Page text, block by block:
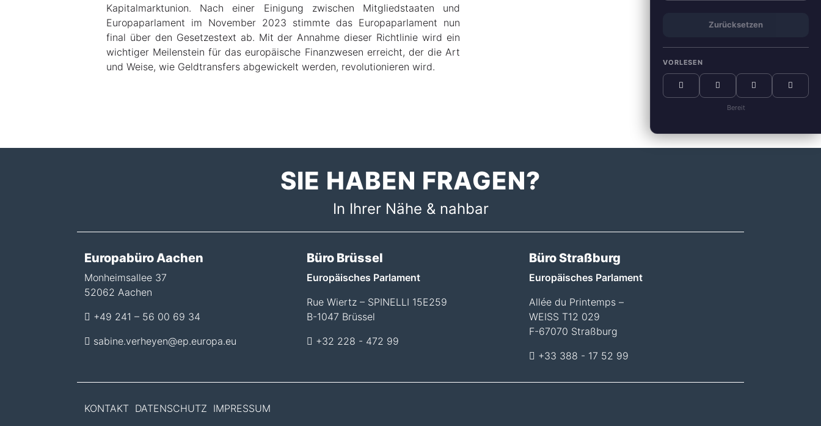
Zurücksetzen
VORLESEN
Bereit
Kapitalmarktunion. Nach einer Einigung zwischen Mitgliedstaaten und
Europaparlament im November 2023 stimmte das Europaparlament nun
final über den Gesetzestext ab. Mit der Annahme dieser Richtlinie wird ein
wichtiger Meilenstein für das europäische Finanzwesen erreicht, der die Art
und Weise, wie Geldtransfers abgewickelt werden, revolutionieren wird.
SIE HABEN FRAGEN?
In Ihrer Nähe & nahbar
Europabüro Aachen
Monheimsallee 37
52062 Aachen
+49 241 – 56 00 69 34
sabine.verheyen@ep.europa.eu
Büro Brüssel
Europäisches Parlament
Rue Wiertz – SPINELLI 15E259
B-1047 Brüssel
+32 228 - 472 99
Büro Straßburg
Europäisches Parlament
Allée du Printemps –
WEISS T12 029
F-67070 Straßburg
+33 388 - 17 52 99
KONTAKT DATENSCHUTZ IMPRESSUM